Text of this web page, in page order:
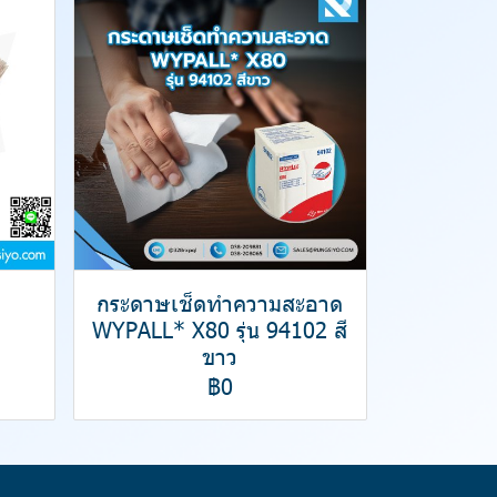
กระดาษเช็ดทำความสะอาด
WYPALL* X80 รุ่น 94102 สี
ขาว
฿0